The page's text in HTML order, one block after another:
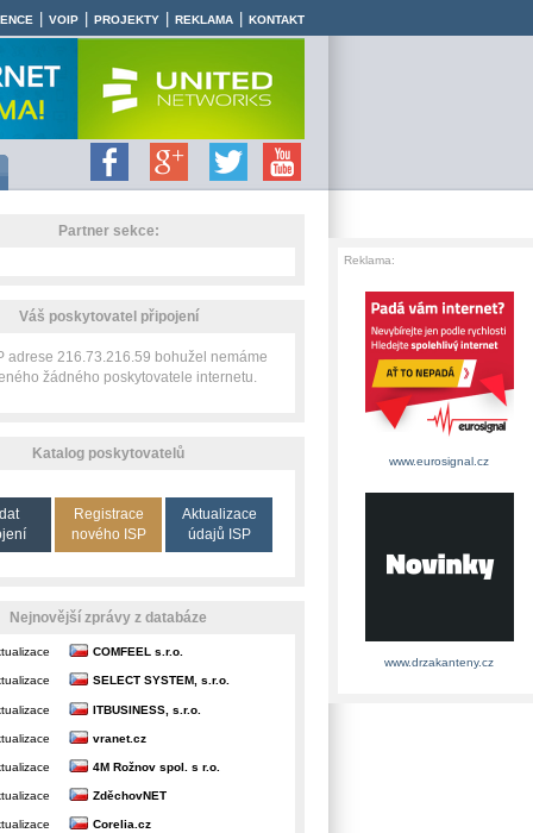
VOIP PROJEKTY REKLAMA KONTAKT
Partner sekce:
Váš poskytovatel připojení
adrese 216.73.216.59 bohužel nemáme
žádného poskytovatele internetu.
Katalog poskytovatelů
Registrace
nového ISP
Aktualizace
údajů ISP
Nejnovější zprávy z databáze
COMFEEL s.r.o.
SELECT SYSTEM, s.r.o.
ITBUSINESS, s.r.o.
vranet.cz
4M Rožnov spol. s r.o.
ZděchovNET
Corelia.cz
Reklama:
www.eurosignal.cz
www.drzakanteny.cz